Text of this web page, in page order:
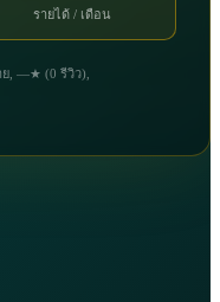
รายได้ / เดือน
, —★ (0 รีวิว),